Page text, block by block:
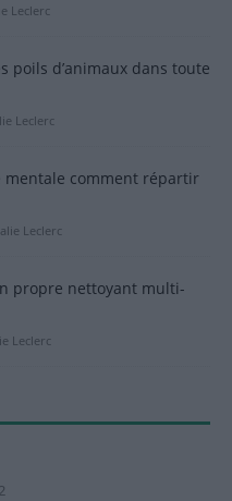
Leclerc
poils d’animaux dans toute
Leclerc
mentale comment répartir
Leclerc
propre nettoyant multi-
Leclerc